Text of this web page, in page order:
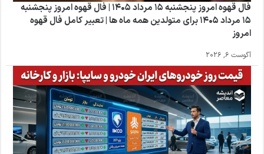
فال قهوه امروز پنجشنبه 15 مرداد 1405 | فال قهوه امروز پنجشنبه
15 مرداد 1405 برای متولدین همه ماه ها | تعبیر کامل فال قهوه
امروز
آگوست 6, 2026